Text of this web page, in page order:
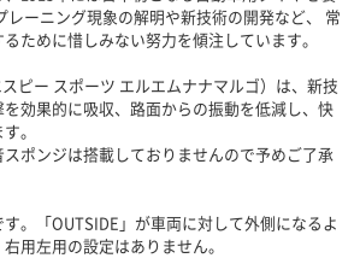
レーニング現象の解明や新技術の開発など、 常
ために惜しみない努力を傾注しています。
ピー スポーツ エルエムナナマルゴ）は、新技
効果的に吸収、路面からの振動を低減し、快
。
ポンジは搭載しておりませんので予めご了承
。「OUTSIDE」が車両に対して外側になるよ
用左用の設定はありません。